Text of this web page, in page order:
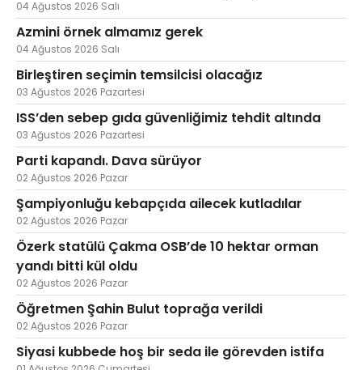
04 Ağustos 2026 Salı
Azmini örnek almamız gerek
04 Ağustos 2026 Salı
Birleştiren seçimin temsilcisi olacağız
03 Ağustos 2026 Pazartesi
ISS’den sebep gıda güvenliğimiz tehdit altında
03 Ağustos 2026 Pazartesi
Parti kapandı. Dava sürüyor
02 Ağustos 2026 Pazar
Şampiyonluğu kebapçıda ailecek kutladılar
02 Ağustos 2026 Pazar
Özerk statülü Çakma OSB’de 10 hektar orman
yandı bitti kül oldu
02 Ağustos 2026 Pazar
Öğretmen Şahin Bulut toprağa verildi
02 Ağustos 2026 Pazar
Siyasi kubbede hoş bir seda ile görevden istifa